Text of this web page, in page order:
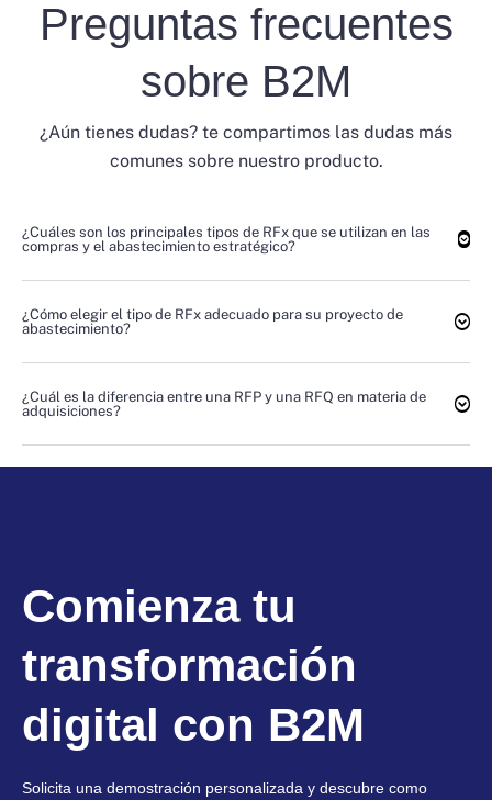
Preguntas frecuentes
sobre B2M
¿Aún tienes dudas? te compartimos las dudas más
comunes sobre nuestro producto.
¿Cuáles son los principales tipos de RFx que se utilizan en las
compras y el abastecimiento estratégico?
¿Cómo elegir el tipo de RFx adecuado para su proyecto de
abastecimiento?
¿Cuál es la diferencia entre una RFP y una RFQ en materia de
adquisiciones?
Comienza tu
transformación
digital con B2M
Solicita una demostración personalizada y descubre como